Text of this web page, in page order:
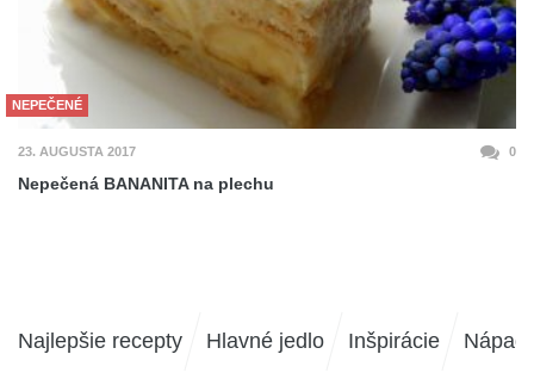
NEPEČENÉ
23. AUGUSTA 2017 0
Nepečená BANANITA na plechu
Najlepšie recepty Hlavné jedlo Inšpirácie